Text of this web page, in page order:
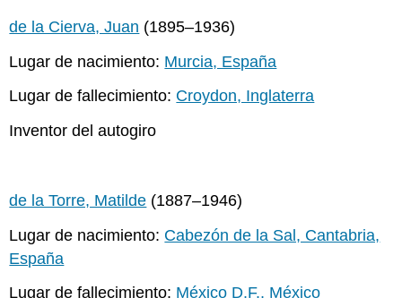
de la Cierva, Juan (1895–1936)
Lugar de nacimiento: Murcia, España
Lugar de fallecimiento: Croydon, Inglaterra
Inventor del autogiro
de la Torre, Matilde (1887–1946)
Lugar de nacimiento: Cabezón de la Sal, Cantabria,
España
Lugar de fallecimiento: México D.F., México